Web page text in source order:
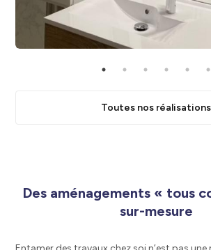
Toutes nos réalisations
Des aménagements « tous
sur-mesure